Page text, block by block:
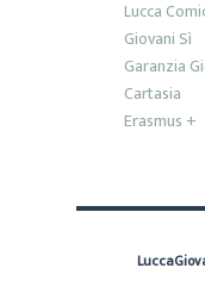
Lucca
Giovani Sì
Garanzia
Cartasia
Erasmus +